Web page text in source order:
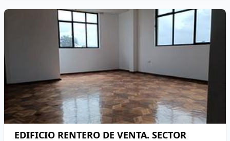
EDIFICIO RENTERO DE VENTA. SECTOR